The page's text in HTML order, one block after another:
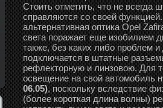
Стоить отметить, что не
справляются со своей
альтернативная оптика Opel
света поражает еще изобилием
также, без каких либо проблем
подключается в штатные
рефлекторную и линзовою. Для
освещение на свой автомобиль
06.05), поскольку вследствие
(более короткая длина волны)